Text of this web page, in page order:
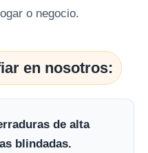
o negocio.
en nosotros:
de alta
blindadas.